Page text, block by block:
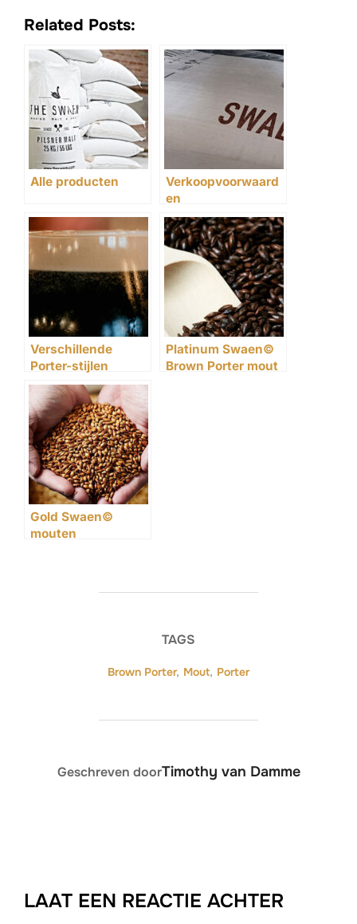
Related Posts:
Alle producten
Verkoopvoorwaard
en
Verschillende
Porter-stijlen
Platinum Swaen©
Brown Porter mout
Gold Swaen©
mouten
TAGS
Brown Porter, Mout, Porter
BERICHTAUTEUR
Geschreven doorTimothy van Damme
LAAT EEN REACTIE ACHTER